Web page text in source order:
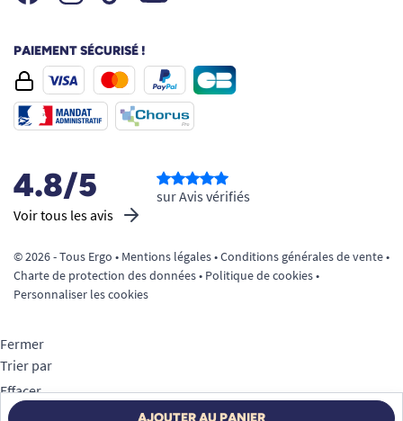
PAIEMENT SÉCURISÉ !
4.8/5
Voir tous les avis
sur Avis vérifiés
© 2026 - Tous Ergo • Mentions légales•Conditions générales de vente•
Charte de protection des données• Politique de cookies•
Personnaliser les cookies
AJOUTER AU PANIER
Fermer
Trier par
Effacer
Appliquer